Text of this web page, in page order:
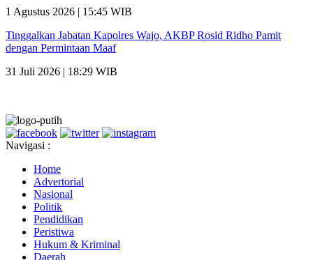
1 Agustus 2026 | 15:45 WIB
Tinggalkan Jabatan Kapolres Wajo, AKBP Rosid Ridho Pamit
dengan Permintaan Maaf
31 Juli 2026 | 18:29 WIB
Navigasi :
Home
Advertorial
Nasional
Politik
Pendidikan
Peristiwa
Hukum & Kriminal
Daerah